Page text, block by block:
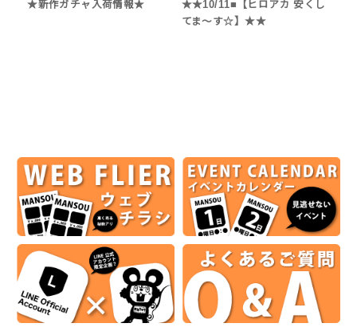
★新作ガチャ入荷情報★
★★10/11■【ヒロアカ 安くし
てま〜す☆】★★